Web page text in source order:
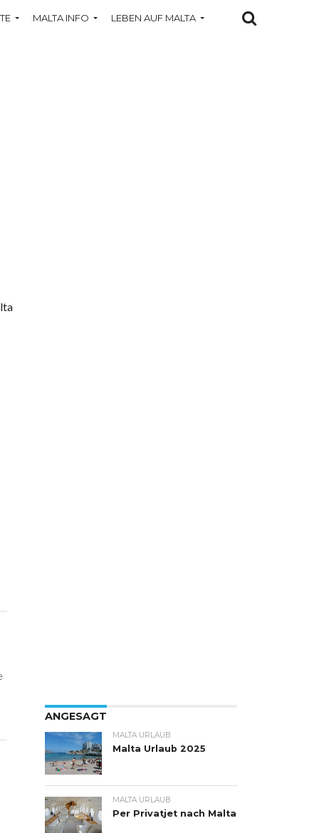
MALTA INFO LEBEN AUF MALTA
ANGESAGT
MALTA URLAUB
Malta Urlaub 2025
MALTA URLAUB
Per Privatjet nach Malta